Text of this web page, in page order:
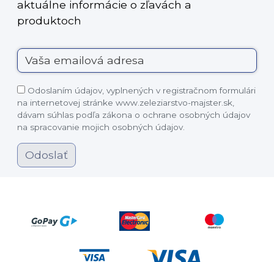
aktuálne informácie o zľavách a
produktoch
Odoslaním údajov, vyplnených v registračnom formulári
na internetovej stránke www.zeleziarstvo-majster.sk,
dávam súhlas podľa zákona o ochrane osobných údajov
na spracovanie mojich osobných údajov.
Odoslať